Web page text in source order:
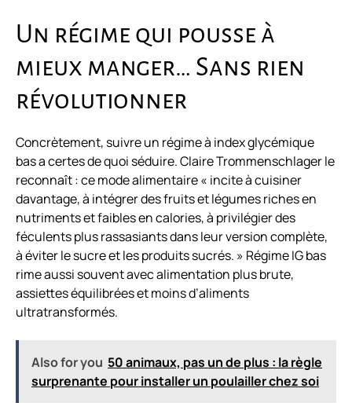
Un régime qui pousse à
mieux manger… Sans rien
révolutionner
Concrètement, suivre un régime à index glycémique
bas a certes de quoi séduire. Claire Trommenschlager le
reconnaît : ce mode alimentaire « incite à cuisiner
davantage, à intégrer des fruits et légumes riches en
nutriments et faibles en calories, à privilégier des
féculents plus rassasiants dans leur version complète,
à éviter le sucre et les produits sucrés. » Régime IG bas
rime aussi souvent avec alimentation plus brute,
assiettes équilibrées et moins d’aliments
ultratransformés.
Also for you 50 animaux, pas un de plus : la règle
surprenante pour installer un poulailler chez soi